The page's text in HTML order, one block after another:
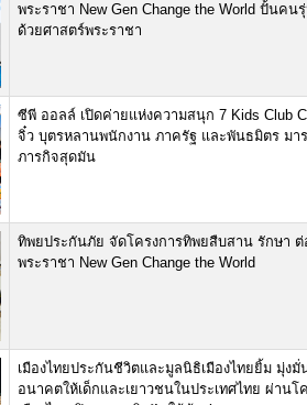
พระราชา New Gen Change the World ปั้นคน
ด้วยศาสตร์พระราชา
ซีพี ออลล์ เปิดค่ายแห่งความสนุก 7 Kids Club
จิ๋ว บุตรหลานพนักงาน ภาครัฐ และพันธมิตร มา
ภารกิจสุดมัน
ทิพยประกันภัย จัดโครงการทิพยสืบสาน รักษา
พระราชา New Gen Change the World
เมืองไทยประกันชีวิตและมูลนิธิเมืองไทยยิ้ม มุ่งมั่
อนาคตให้เด็กและเยาวชนในประเทศไทย ผ่านโ